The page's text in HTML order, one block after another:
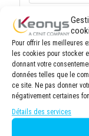
Pour offrir les meilleures
les cookies pour stocker
donnant votre
données telles que le
ce site. Ne pas donner
négativement certaines
Détails des services
ÉLIGIBLE
NOUVEAUTÉ